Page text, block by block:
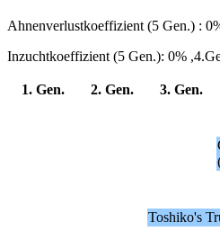
Ahnenverlustkoeffizient (5 Gen.) :
Inzuchtkoeffizient (5 Gen.): 0%
1. Gen. 2. Gen. 3. Gen.
Toshiko's